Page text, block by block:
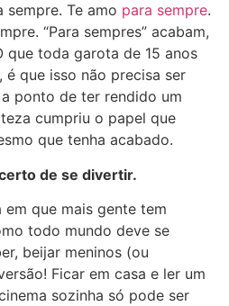
sempre. Te amo para sempre.
“Para sempres” acabam,
que toda garota de 15 anos
é que isso não precisa ser
ponto de ter rendido um
cumpriu o papel que
que tenha acabado.
de se divertir.
que mais gente tem
todo mundo deve se
beijar meninos (ou
Ficar em casa e ler um
sozinha só pode ser